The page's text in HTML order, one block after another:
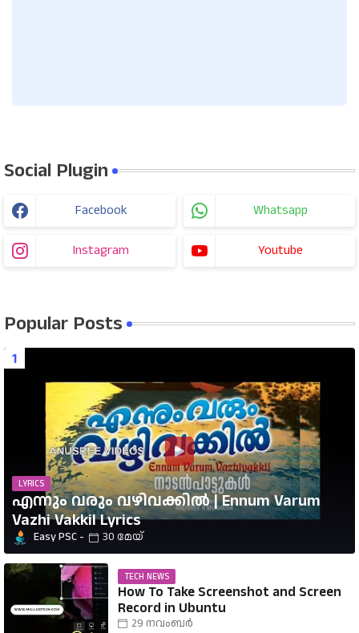
Social Plugin
Facebook Whatsapp
Instagram Youtube
Popular Posts
LYRICS
എന്നും വരും വഴിവക്കിൽ | Ennum Varum
Vazhi Vakkil Lyrics
Easy PSC 30 മേയ്
TECH NEWS
How To Take Screenshot and Screen
Record in Ubuntu
29 നവംബർ